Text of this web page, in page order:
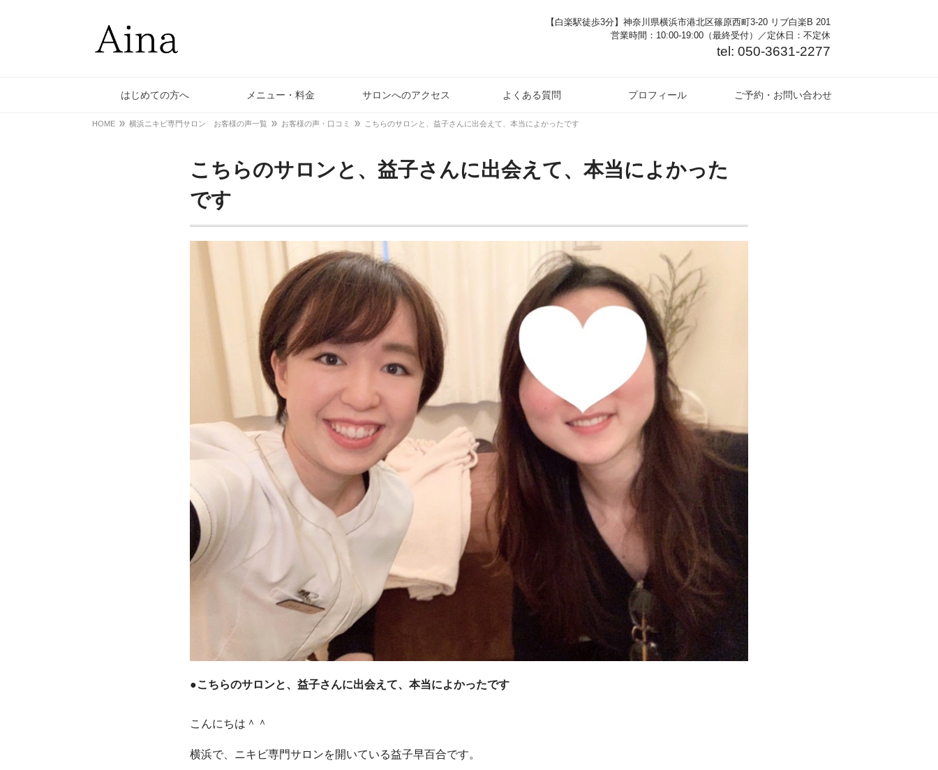
【白楽駅徒歩3分】神奈川県横浜市港北区篠原西町3-20 リブ白楽B 201
営業時間：10:00-19:00（最終受付）／定休日：不定休
tel: 050-3631-2277
はじめての方へ メニュー・料金 サロンへのアクセス よくある質問 プロフィール ご予約・お問い合わせ
HOME 横浜ニキビ専門サロン お客様の声一覧 お客様の声・口コミ こちらのサロンと、益子さんに出会えて、本当によかったです
こちらのサロンと、益子さんに出会えて、本当によかった
です
●こちらのサロンと、益子さんに出会えて、本当によかったです
こんにちは＾＾
横浜で、ニキビ専門サロンを開いている益子早百合です。